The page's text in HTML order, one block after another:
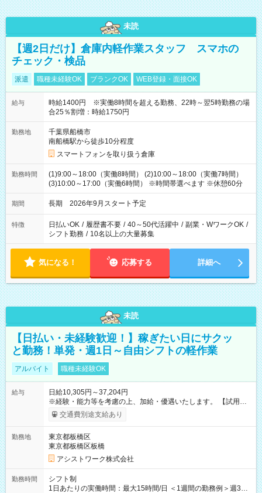
未読
【週2日だけ】倉庫内軽作業スタッフ スマホの
チェック・検品
派遣 職種未経験OK ブランクOK WEB登録・面接OK
給与
時給1400円 ※実働8時間を超える勤務、22時～翌5時勤務の場
合25％割増：時給1750円
勤務地
千葉県船橋市
南船橋駅から徒歩10分程度
スマートフォンを取り扱う倉庫
勤務時間
(1)9:00～18:00（実働8時間） (2)10:00～18:00（実働7時間）
(3)10:00～17:00（実働6時間） ※時間帯選べます ※休憩60分
期間 長期 2026年9月スタート予定
特徴 日払いOK / 履歴書不要 / 40～50代活躍中 / 副業・WワークOK /
シフト勤務 / 10名以上の大量募集
気になる！ 応募する 詳細へ
未読
【日払い・未経験歓迎！】稼ぎたい日にサクッ
と勤務！単発・週1日～自由シフトの軽作業
アルバイト 職種未経験OK
給与
日給10,305円～37,204円
※経験・能力等を考慮の上、加給・優遇いたします。 【試用期
間】試用期間なし
交通費別途支給あり
勤務地
東京都板橋区
東京都板橋区板橋
アシストワーク株式会社
勤務時間
シフト制
1日あたりの実働時間：最大15時間/日 ＜1週間の勤務例＞週3回